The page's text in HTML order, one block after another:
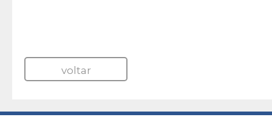
voltar